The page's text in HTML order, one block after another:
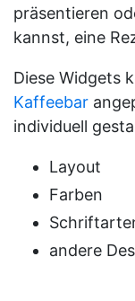
präsentieren
kannst, eine
Diese Widgets
Kaffeebar
individuell
Layout
Farben
andere